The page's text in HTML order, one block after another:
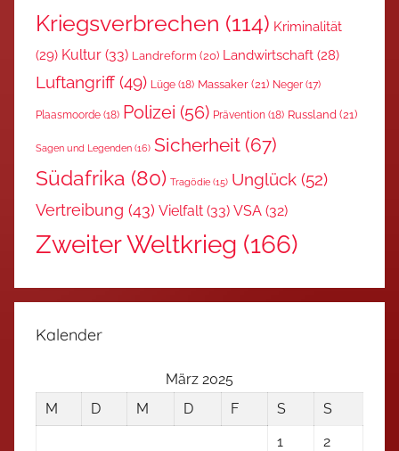
Kriegsverbrechen (114) Kriminalität
(29) Kultur (33) Landreform (20) Landwirtschaft (28)
Luftangriff (49) Lüge (18) Massaker (21) Neger (17)
Plaasmoorde (18) Polizei (56) Prävention (18) Russland (21)
Sagen und Legenden (16) Sicherheit (67)
Südafrika (80) Tragödie (15) Unglück (52)
Vertreibung (43) Vielfalt (33) VSA (32)
Zweiter Weltkrieg (166)
Kalender
März 2025
M
D M D F S
S
1
2